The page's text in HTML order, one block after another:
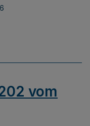
vom